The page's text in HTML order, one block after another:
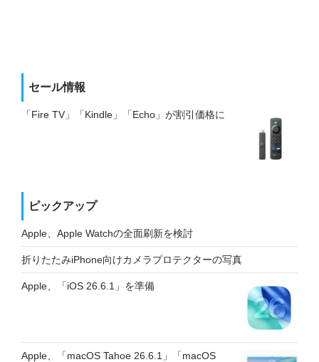
セール情報
「Fire TV」「Kindle」「Echo」が割引価格に
ピックアップ
Apple、Apple Watchの全面刷新を検討
折りたたみiPhone向けカメラプロテクターの写真
Apple、「iOS 26.6.1」を準備
Apple、「macOS Tahoe 26.6.1」「macOS